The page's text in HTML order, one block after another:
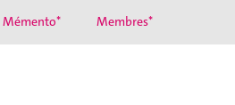
Mémento* Membres*